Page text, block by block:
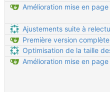
Première version complète